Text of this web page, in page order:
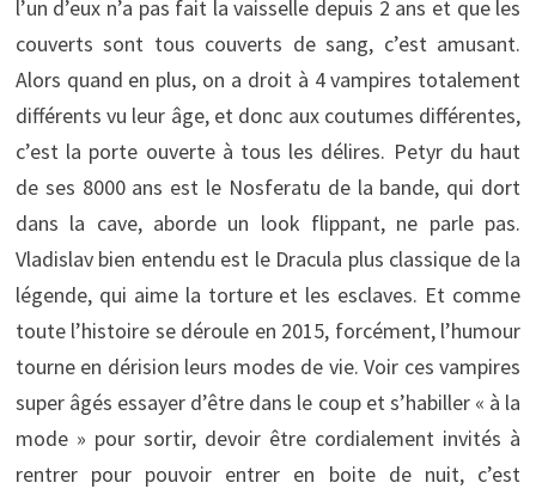
l’un d’eux n’a pas fait la vaisselle depuis 2 ans et que les
couverts sont tous couverts de sang, c’est amusant.
Alors quand en plus, on a droit à 4 vampires totalement
différents vu leur âge, et donc aux coutumes différentes,
c’est la porte ouverte à tous les délires. Petyr du haut
de ses 8000 ans est le Nosferatu de la bande, qui dort
dans la cave, aborde un look flippant, ne parle pas.
Vladislav bien entendu est le Dracula plus classique de la
légende, qui aime la torture et les esclaves. Et comme
toute l’histoire se déroule en 2015, forcément, l’humour
tourne en dérision leurs modes de vie. Voir ces vampires
super âgés essayer d’être dans le coup et s’habiller « à la
mode » pour sortir, devoir être cordialement invités à
rentrer pour pouvoir entrer en boite de nuit, c’est